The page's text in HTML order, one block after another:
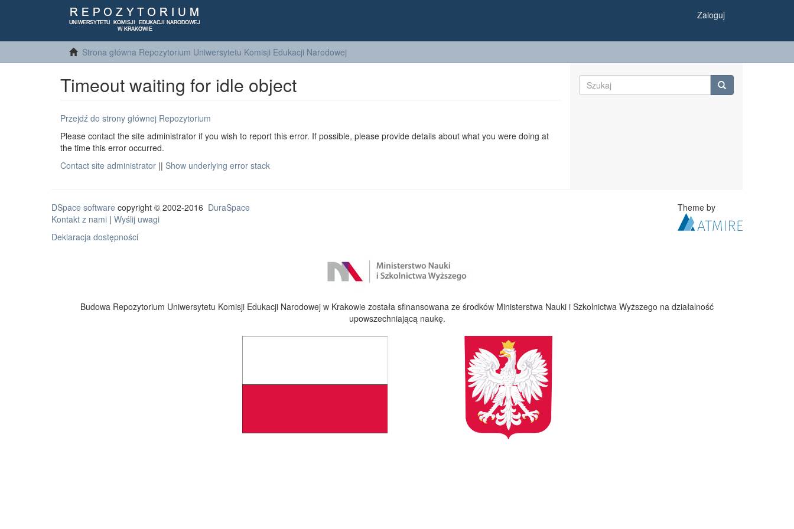
Zaloguj
Strona główna Repozytorium Uniwersytetu Komisji Edukacji Narodowej
Timeout waiting for idle object
Przejdź do strony głównej Repozytorium
Please contact the site administrator if you wish to report this error. If possible, please provide details about what you were doing at
the time this error occurred.
Contact site administrator || Show underlying error stack
DSpace software copyright © 2002-2016 DuraSpace
Kontakt z nami | Wyślij uwagi
Deklaracja dostępności
Theme by
Budowa Repozytorium Uniwersytetu Komisji Edukacji Narodowej w Krakowie została sfinansowana ze środków Ministerstwa Nauki i Szkolnictwa Wyższego na działalność
upowszechniającą naukę.